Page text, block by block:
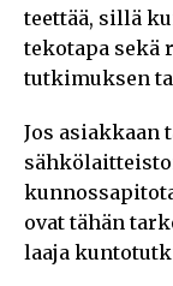
teettää, sillä
tekotapa sekä
tutkimuksen
Jos asiakkaan
ovat tähän
laaja